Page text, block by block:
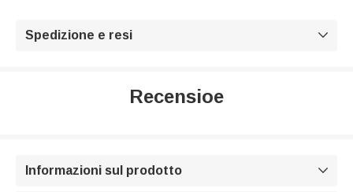
Spedizione e resi 
Recensioe
Informazioni sul prodotto 